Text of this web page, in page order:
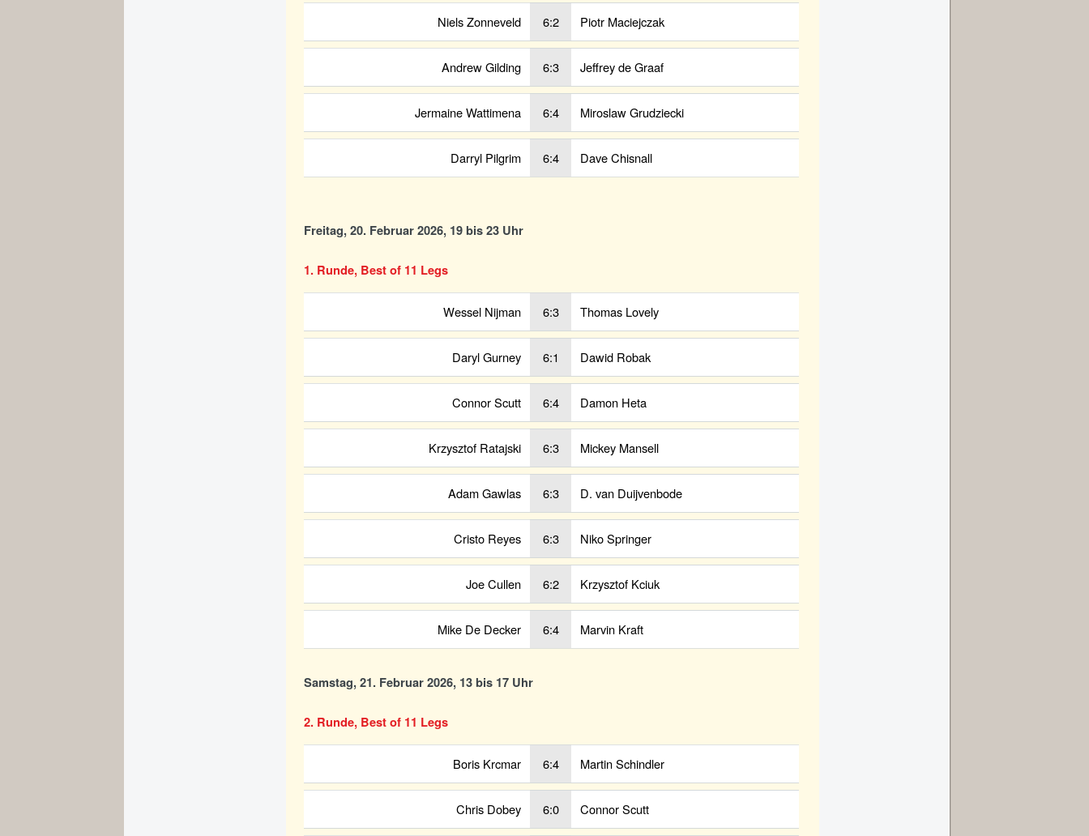
Niels Zonneveld 6:2 Piotr Maciejczak
Andrew Gilding 6:3 Jeffrey de Graaf
Jermaine Wattimena 6:4 Miroslaw Grudziecki
Darryl Pilgrim 6:4 Dave Chisnall
Freitag, 20. Februar 2026, 19 bis 23 Uhr
1. Runde, Best of 11 Legs
Wessel Nijman 6:3 Thomas Lovely
Daryl Gurney 6:1 Dawid Robak
Connor Scutt 6:4 Damon Heta
Krzysztof Ratajski 6:3 Mickey Mansell
Adam Gawlas 6:3 D. van Duijvenbode
Cristo Reyes 6:3 Niko Springer
Joe Cullen 6:2 Krzysztof Kciuk
Mike De Decker 6:4 Marvin Kraft
Samstag, 21. Februar 2026, 13 bis 17 Uhr
2. Runde, Best of 11 Legs
Boris Krcmar 6:4 Martin Schindler
Chris Dobey 6:0 Connor Scutt